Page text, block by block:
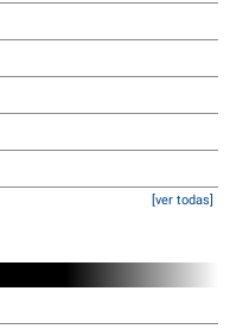
[ver todas]